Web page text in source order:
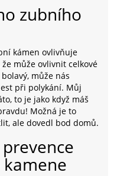
zubního
kámen ovlivňuje
může ovlivnit celkové
může nás
při polykání. Můj
to je jako když máš
Možná je to
ale dovedl bod domů.